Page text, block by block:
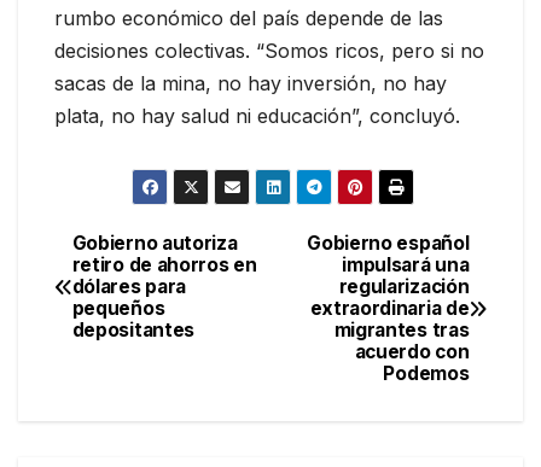
rumbo económico del país depende de las
decisiones colectivas. “Somos ricos, pero si no
sacas de la mina, no hay inversión, no hay
plata, no hay salud ni educación”, concluyó.
Navegación
de
entradas
Gobierno español
impulsará una
regularización
extraordinaria de
migrantes tras
acuerdo con
Podemos
Gobierno autoriza
retiro de ahorros en
dólares para
pequeños
depositantes